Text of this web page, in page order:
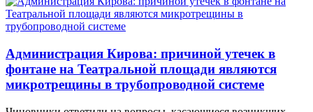
Администрация Кирова: причиной утечек в
фонтане на Театральной площади являются
микротрещины в трубопроводной системе